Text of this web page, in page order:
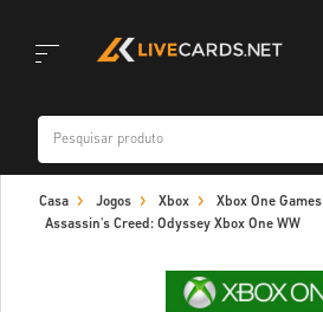
navigation
Casa Jogos Xbox
Xbox One Games
Assassin's Creed: Odyssey Xbox One WW